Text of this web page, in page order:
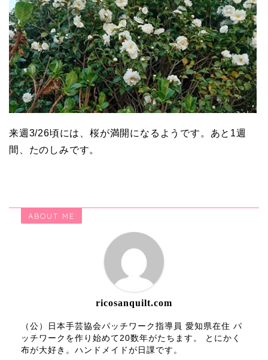
来週3/26頃には、桜が満開になるようです。あと1週
間、たのしみです。
ABOUT ME
ricosanquilt.com
（公）日本手芸協会パッチワーク指導員 愛知県在住 パ
ッチワークを作り始めて20数年がたちます。 とにかく
布が大好き。ハンドメイドが日課です。